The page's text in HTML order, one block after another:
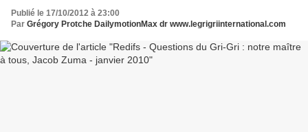
Publié le 17/10/2012 à 23:00
Par Grégory Protche DailymotionMax dr www.legrigriinternational.com